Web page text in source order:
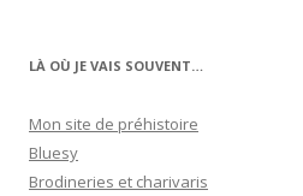
LÀ OÙ JE VAIS SOUVENT…
Mon site de préhistoire
Bluesy
Brodineries et charivaris